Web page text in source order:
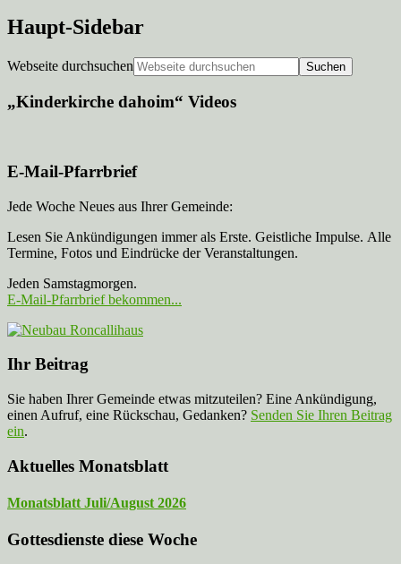
Haupt-Sidebar
Webseite durchsuchen
„Kinderkirche dahoim“ Videos
E-Mail-Pfarrbrief
Jede Woche Neues aus Ihrer Gemeinde:
Lesen Sie Ankündigungen immer als Erste. Geistliche Impulse. Alle
Termine, Fotos und Eindrücke der Veranstaltungen.
Jeden Samstagmorgen.
E-Mail-Pfarrbrief bekommen...
Ihr Beitrag
Sie haben Ihrer Gemeinde etwas mitzuteilen? Eine Ankündigung,
einen Aufruf, eine Rückschau, Gedanken? Senden Sie Ihren Beitrag
ein.
Aktuelles Monatsblatt
Monatsblatt Juli/August 2026
Gottesdienste diese Woche